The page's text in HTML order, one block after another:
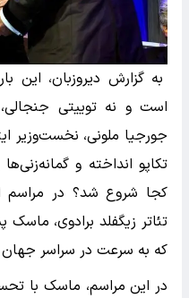
به گزارش دیروزبان، این
است و نه توییتی
جورجیا ملونی، نخست‌وزیر
تکاپو انداخته و
کجا شروع شد؟ در مراسم
تئاتر زیگفلد برادوی،
که به سرعت در سراسر
در این مراسم، ماسک با